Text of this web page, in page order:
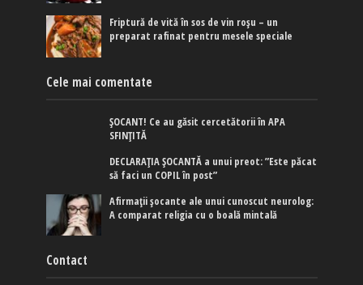
Friptură de vită în sos de vin roșu – un
preparat rafinat pentru mesele speciale
Cele mai comentate
ȘOCANT! Ce au găsit cercetătorii în APA
SFINȚITĂ
DECLARAȚIA ȘOCANTĂ a unui preot: ”Este păcat
să faci un COPIL în post”
Afirmaţii şocante ale unui cunoscut neurolog:
A comparat religia cu o boală mintală
Contact